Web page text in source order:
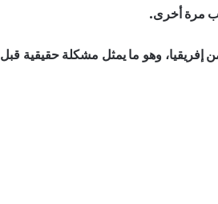
مرة أخرى.
إفريقيا، وهو ما يمثل مشكلة حقيقية قبل